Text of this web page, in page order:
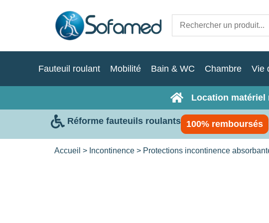
Fauteuil roulant Mobilité Bain & WC Chambre Vie
Location matériel
Réforme fauteuils roulants 100% remboursés
Accueil > Incontinence > Protections incontinence